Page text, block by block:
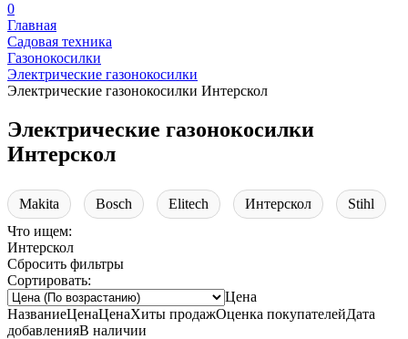
0
Главная
Садовая техника
Газонокосилки
Электрические газонокосилки
Электрические газонокосилки Интерскол
Электрические газонокосилки
Интерскол
Makita Bosch Elitech Интерскол
Stihl
Что ищем:
Интерскол
Сбросить фильтры
Сортировать:
Цена
НазваниеЦенаЦенаХиты продажОценка покупателейДата
добавленияВ наличии